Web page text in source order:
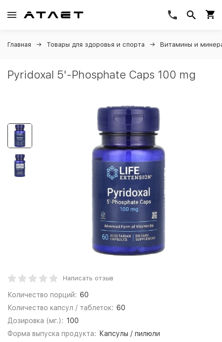
Главная Товары для здоровья и спорта Витамины и
Pyridoxal 5'-Phosphate Caps 100 mg
Написать отзыв
Количество порций: 60
Количество капсул / таблеток: 60
Дозировка (мг.): 100
Форма выпуска продукта:
Капсулы / пилюли